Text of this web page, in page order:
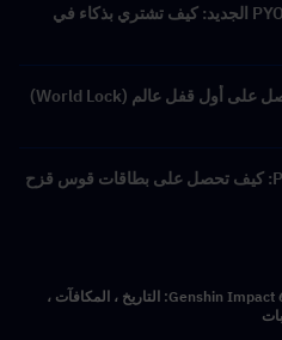
Marvel Rivals تقدم تنسيق حزمة PYO الجديد: كيف تشتري بذكاء في
دليل المبتدئين في Growtopia: احصل على أول قفل عالم (World Lock)
دليل شحن Punishing Gray Raven: كيف تحصل على بطاقات قوس قزح
Genshin Impact 6.0 Livestream: التاريخ ، المكافآت ،